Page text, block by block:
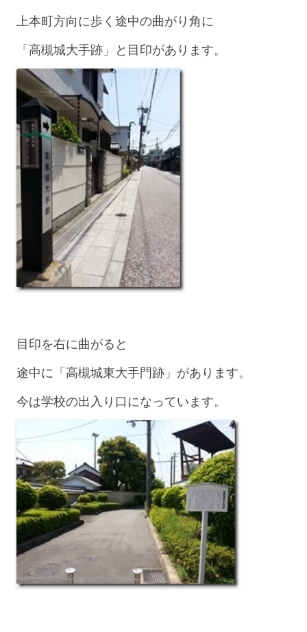
上本町方向に歩く途中の曲がり角に
「高槻城大手跡」と目印があります。
目印を右に曲がると
途中に「高槻城東大手門跡」があります。
今は学校の出入り口になっています。